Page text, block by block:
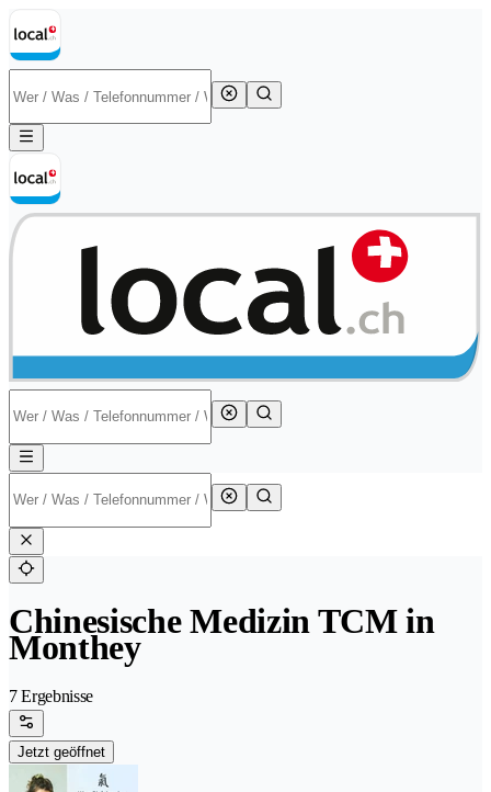
Chinesische Medizin TCM in
Monthey
7 Ergebnisse
Jetzt geöffnet